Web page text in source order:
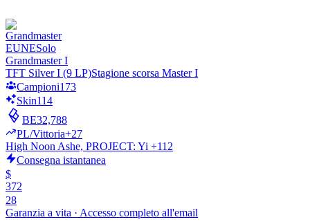
Renata Glasc
Hecarim
Kha'Zix
Darius
Aurora
Jayce
Nilah
Lissandra
K'Sante
Diana
Quinn
Smolder
Syndra
Milio
Aurelion Sol
Zaahen
Kayn
EUNESolo
Grandmaster I
TFT Silver I (9 LP)Stagione scorsa Master I
Campioni173
Skin114
BE32,788
PL/Vittoria+27
High Noon Ashe, PROJECT: Yi +112
Consegna istantanea
$
372
28
Garanzia a vita · Accesso completo all'email